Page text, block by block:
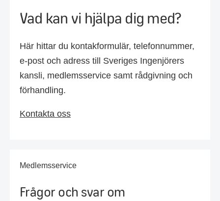
Vad kan vi hjälpa dig med?
Här hittar du kontakformulär, telefonnummer,
e-post och adress till Sveriges Ingenjörers
kansli, medlemsservice samt rådgivning och
förhandling.
Kontakta oss
Medlemsservice
Frågor och svar om